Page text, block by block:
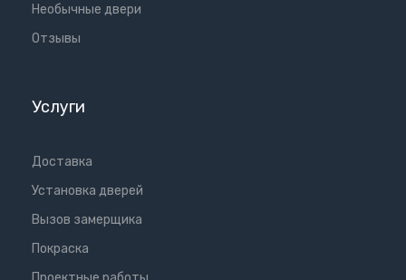
Необычные двери
Отзывы
Услуги
Доставка
Установка дверей
Вызов замерщика
Покраска